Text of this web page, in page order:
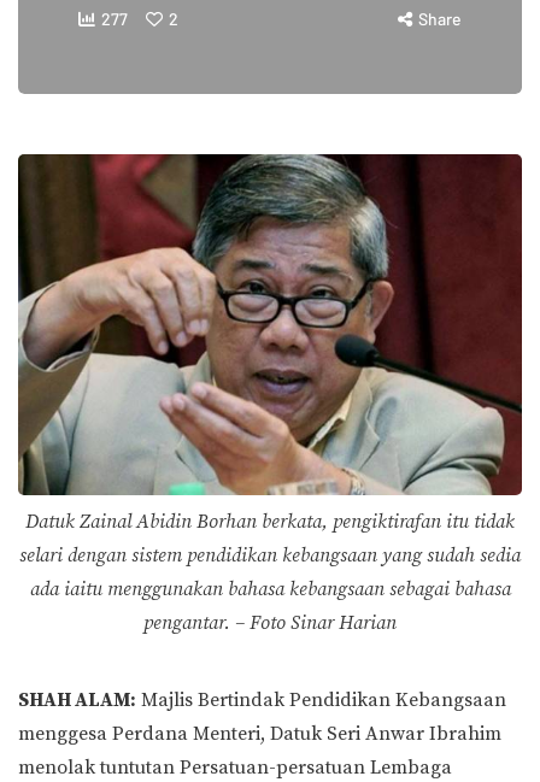
277 2 Share
Datuk Zainal Abidin Borhan berkata, pengiktirafan itu tidak
selari dengan sistem pendidikan kebangsaan yang sudah sedia
ada iaitu menggunakan bahasa kebangsaan sebagai bahasa
pengantar. – Foto Sinar Harian
SHAH ALAM: Majlis Bertindak Pendidikan Kebangsaan
menggesa Perdana Menteri, Datuk Seri Anwar Ibrahim
menolak tuntutan Persatuan-persatuan Lembaga